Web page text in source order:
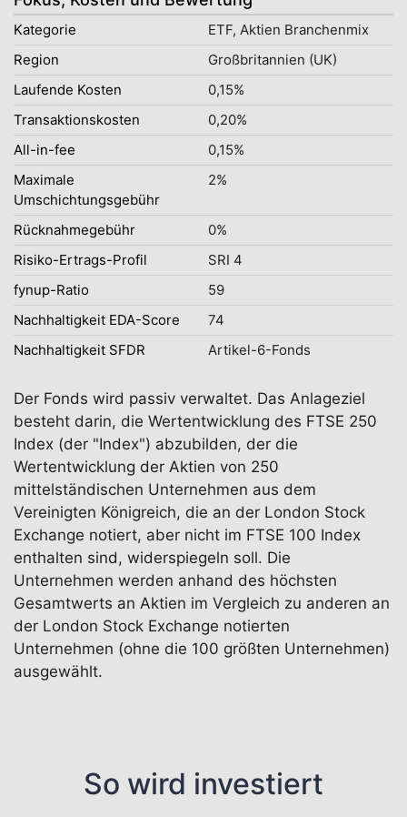
Kategorie
ETF, Aktien Branchenmix
Region
Großbritannien (UK)
Laufende Kosten
0,15%
Transaktionskosten
0,20%
All-in-fee
0,15%
Maximale
Umschichtungsgebühr
2%
Rücknahmegebühr
0%
Risiko-Ertrags-Profil
SRI 4
fynup-Ratio
59
Nachhaltigkeit EDA-Score
74
Nachhaltigkeit SFDR
Artikel-6-Fonds
Der Fonds wird passiv verwaltet. Das Anlageziel
besteht darin, die Wertentwicklung des FTSE 250
Index (der "Index") abzubilden, der die
Wertentwicklung der Aktien von 250
mittelständischen Unternehmen aus dem
Vereinigten Königreich, die an der London Stock
Exchange notiert, aber nicht im FTSE 100 Index
enthalten sind, widerspiegeln soll. Die
Unternehmen werden anhand des höchsten
Gesamtwerts an Aktien im Vergleich zu anderen an
der London Stock Exchange notierten
Unternehmen (ohne die 100 größten Unternehmen)
ausgewählt.
So wird investiert